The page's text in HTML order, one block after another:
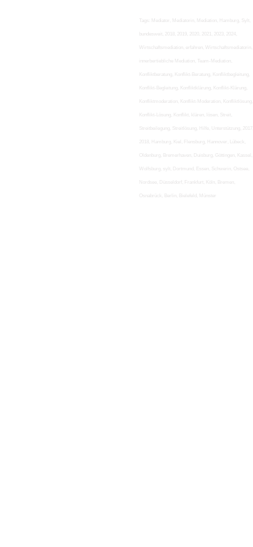
bundesweit, 2018, 2019, 2020, 2021, 2023, 2024,
Wirtschaftsmediation, erfahren, Wirtschaftsmediatorin,
Streitbeilegung, Streitlösung, Hilfe, Unterstützung, 2017,
Wolfsburg, sylt, Dortmund, Essen, Schwerin, Ostsee,